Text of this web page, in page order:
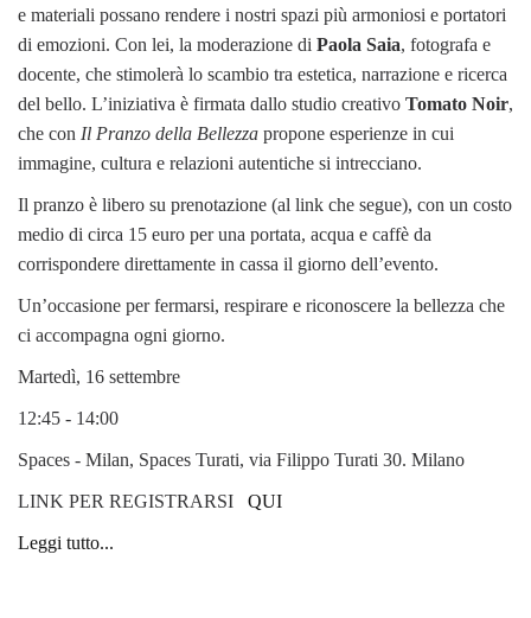
e materiali possano rendere i nostri spazi più armoniosi e portatori
di emozioni. Con lei, la moderazione di Paola Saia, fotografa e
docente, che stimolerà lo scambio tra estetica, narrazione e ricerca
del bello. L’iniziativa è firmata dallo studio creativo Tomato Noir,
che con Il Pranzo della Bellezza propone esperienze in cui
immagine, cultura e relazioni autentiche si intrecciano.
Il pranzo è libero su prenotazione (al link che segue), con un costo
medio di circa 15 euro per una portata, acqua e caffè da
corrispondere direttamente in cassa il giorno dell’evento.
Un’occasione per fermarsi, respirare e riconoscere la bellezza che
ci accompagna ogni giorno.
Martedì, 16 settembre
12:45 - 14:00
Spaces - Milan, Spaces Turati, via Filippo Turati 30. Milano
LINK PER REGISTRARSI QUI
Leggi tutto...